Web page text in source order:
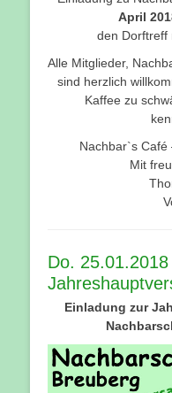
April
den Dorftreff
Alle Mitglieder,
sind herzlich
Kaffee zu
Nachbar`s
Mit
Do.
Einladung zur